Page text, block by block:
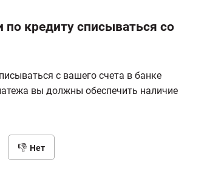
кредиту списываться со
с вашего счета в банке
вы должны обеспечить наличие
Нет